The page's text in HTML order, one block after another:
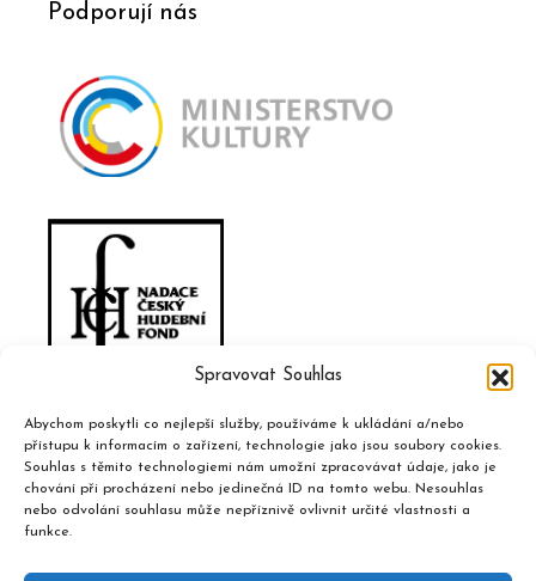
Spravovat Souhlas
Abychom poskytli co nejlepší služby, používáme k ukládání a/nebo
přístupu k informacím o zařízení, technologie jako jsou soubory cookies.
Souhlas s těmito technologiemi nám umožní zpracovávat údaje, jako je
chování při procházení nebo jedinečná ID na tomto webu. Nesouhlas
nebo odvolání souhlasu může nepříznivě ovlivnit určité vlastnosti a
funkce.
Podporují nás